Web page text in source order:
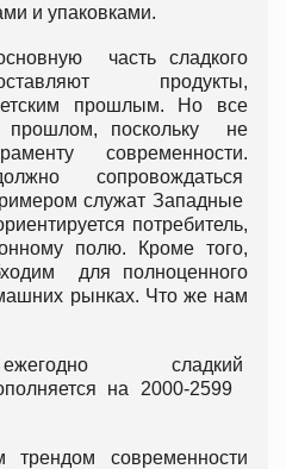
и упаковками.
часть сладкого
продукты,
прошлым. Но все
прошлом, поскольку не
современности.
сопровождаться
служат Западные
потребитель,
полю. Кроме того,
для полноценного
рынках. Что же нам
ежегодно сладкий
на 2000-2599
современности